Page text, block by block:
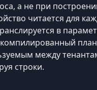
а не при
читается для
в
между
строки.